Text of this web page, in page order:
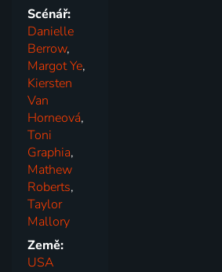
Scénář:
Danielle
Berrow,
Margot Ye,
Kiersten
Van
Horneová,
Toni
Graphia,
Mathew
Roberts,
Taylor
Mallory
Země:
USA